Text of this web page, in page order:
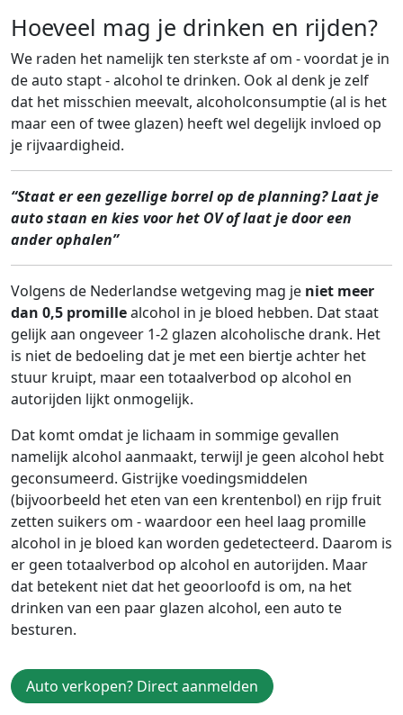
Hoeveel mag je drinken en rijden?
We raden het namelijk ten sterkste af om - voordat je in
de auto stapt - alcohol te drinken. Ook al denk je zelf
dat het misschien meevalt, alcoholconsumptie (al is het
maar een of twee glazen) heeft wel degelijk invloed op
je rijvaardigheid.
“Staat er een gezellige borrel op de planning? Laat je
auto staan en kies voor het OV of laat je door een
ander ophalen”
Volgens de Nederlandse wetgeving mag je niet meer
dan 0,5 promillealcohol in je bloed hebben. Dat staat
gelijk aan ongeveer 1-2 glazen alcoholische drank. Het
is niet de bedoeling dat je met een biertje achter het
stuur kruipt, maar een totaalverbod op alcohol en
autorijden lijkt onmogelijk.
Dat komt omdat je lichaam in sommige gevallen
namelijk alcohol aanmaakt, terwijl je geen alcohol hebt
geconsumeerd. Gistrijke voedingsmiddelen
(bijvoorbeeld het eten van een krentenbol) en rijp fruit
zetten suikers om - waardoor een heel laag promille
alcohol in je bloed kan worden gedetecteerd. Daarom is
er geen totaalverbod op alcohol en autorijden. Maar
dat betekent niet dat het geoorloofd is om, na het
drinken van een paar glazen alcohol, een auto te
besturen.
Auto verkopen? Direct aanmelden